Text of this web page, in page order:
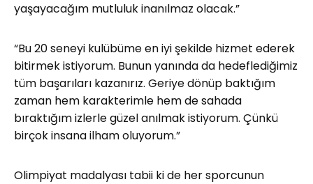
yaşayacağım mutluluk inanılmaz olacak.”
“Bu 20 seneyi kulübüme en iyi şekilde hizmet ederek
bitirmek istiyorum. Bunun yanında da hedeflediğimiz
tüm başarıları kazanırız. Geriye dönüp baktığım
zaman hem karakterimle hem de sahada
bıraktığım izlerle güzel anılmak istiyorum. Çünkü
birçok insana ilham oluyorum.”
Olimpiyat madalyası tabii ki de her sporcunun